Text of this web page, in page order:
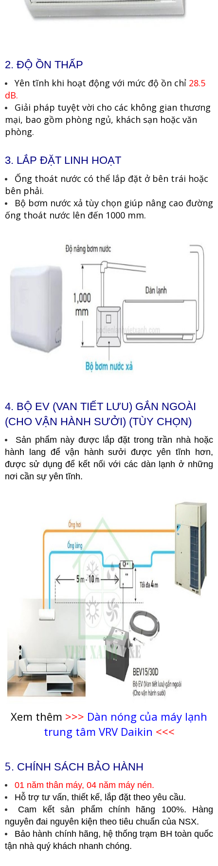
2. ĐỘ ỒN THẤP
Yên tĩnh khi hoạt động với mức độ ồn chỉ 28.5
dB.
Giải pháp tuyệt vời cho các không gian thương
mại, bao gồm phòng ngủ, khách sạn hoặc văn
phòng.
3. LẮP ĐẶT LINH HOẠT
Ống thoát nước có thể lắp đặt ở bên trái hoặc
bên phải.
Bộ bơm nước xả tùy chọn giúp nâng cao đường
ống thoát nước lên đến 1000 mm.
4. BỘ EV (VAN TIẾT LƯU) GẮN NGOÀI
(CHO VẬN HÀNH SƯỞI) (TÙY CHỌN)
Sản phẩm này được lắp đặt trong trần nhà hoặc
hành lang để vận hành sưởi được yên tĩnh hơn,
được sử dụng để kết nối với các dàn lạnh ở những
nơi cần sự yên tĩnh.
Xem thêm >>> Dàn nóng của máy lạnh
trung tâm VRV Daikin <<<
5. CHÍNH SÁCH BẢO HÀNH
01 năm thân máy, 04 năm máy nén.
Hỗ trợ tư vấn, thiết kế, lắp đặt theo yêu cầu.
Cam kết sản phẩm chính hãng 100%. Hàng
nguyên đai nguyên kiện theo tiêu chuẩn của NSX.
Bảo hành chính hãng, hệ thống trạm BH toàn quốc
tận nhà quý khách nhanh chóng.